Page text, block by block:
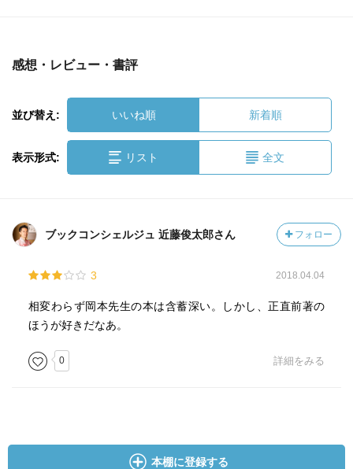
感想・レビュー・書評
並び替え: いいね順 新着順
表示形式: リスト 全文
ブックコンシェルジュ 近藤俊太郎さん フォロー
3 2018.04.04
相変わらず岡本先生の本は含蓄深い。しかし、正直前著の
ほうが好きだなあ。
0 詳細をみる
本棚に登録する